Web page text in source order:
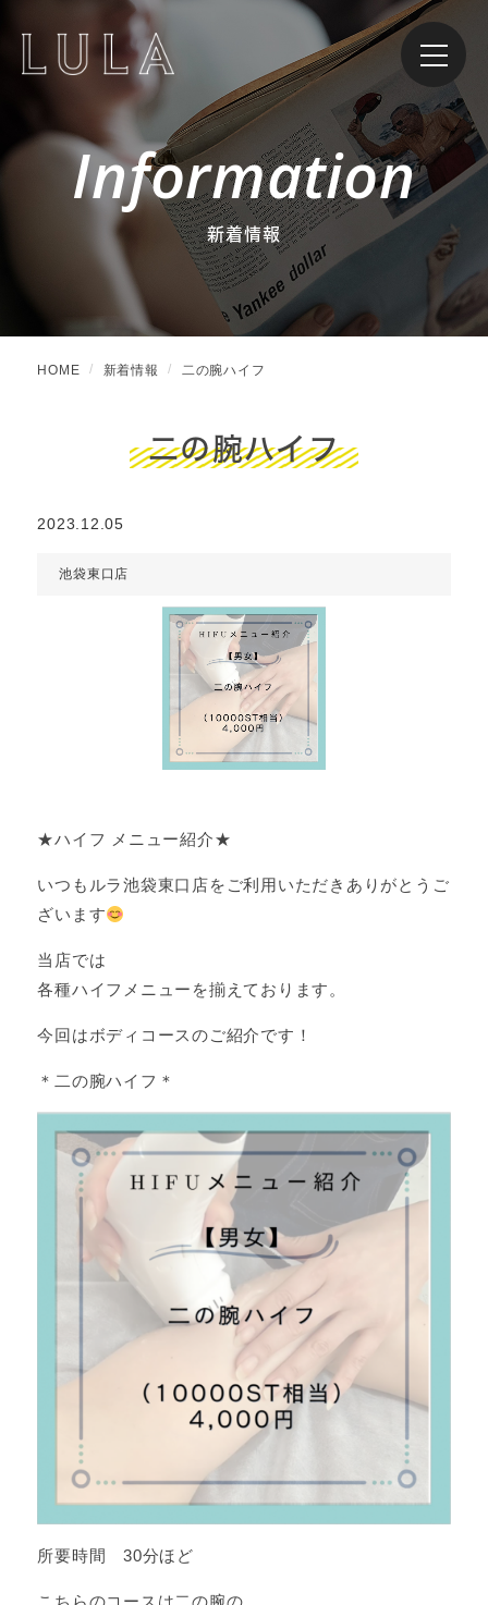
Information
新着情報
HOME 新着情報 二の腕ハイフ
二の腕ハイフ
2023.12.05
池袋東口店
★ハイフ メニュー紹介★
いつもルラ池袋東口店をご利用いただきありがとうご
ざいます
当店では
各種ハイフメニューを揃えております。
今回はボディコースのご紹介です！
＊二の腕ハイフ＊
所要時間 30分ほど